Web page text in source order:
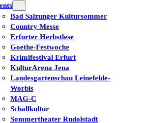
Bad Salzunger Kultursommer
Country Messe
Erfurter Herbstlese
Goethe-Festwoche
Krimifestival Erfurt
KulturArena Jena
Landesgartenschau Leinefelde-
Worbis
MAG-C
Schallkultur
Sommertheater Rudolstadt